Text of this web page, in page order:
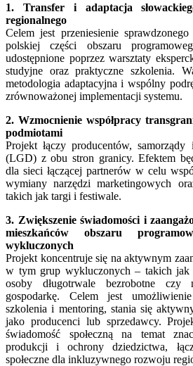
1. Transfer i adaptacja
regionalnego
Celem jest przeniesienie
polskiej części obszaru
udostępnione poprzez warsztaty
studyjne oraz praktyczne szkolenia.
metodologia adaptacyjna i wspólny
zrównoważonej implementacji systemu.
2. Wzmocnienie współpracy
podmiotami
Projekt łączy producentów,
(LGD) z obu stron granicy. Efektem
dla sieci łączącej partnerów w celu
wymiany narzędzi marketingowych
takich jak targi i festiwale.
3. Zwiększenie świadomości i
mieszkańców obszaru
wykluczonych
Projekt koncentruje się na aktywnym
w tym grup wykluczonych – takich jak
osoby długotrwale bezrobotne
gospodarkę. Celem jest
szkolenia i mentoring, stania się
jako producenci lub sprzedawcy.
świadomość społeczną na temat
produkcji i ochrony dziedzictwa,
społeczne dla inkluzywnego rozwoju